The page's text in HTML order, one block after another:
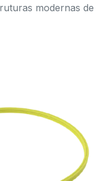
modernas de